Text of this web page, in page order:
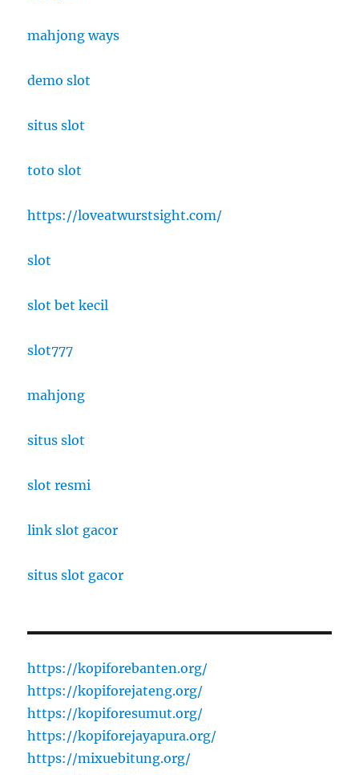
mahjong ways
demo slot
situs slot
toto slot
https://loveatwurstsight.com/
slot
slot bet kecil
slot777
mahjong
situs slot
slot resmi
link slot gacor
situs slot gacor
https://kopiforebanten.org/
https://kopiforejateng.org/
https://kopiforesumut.org/
https://kopiforejayapura.org/
https://mixuebitung.org/